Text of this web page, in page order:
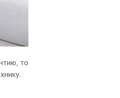
то